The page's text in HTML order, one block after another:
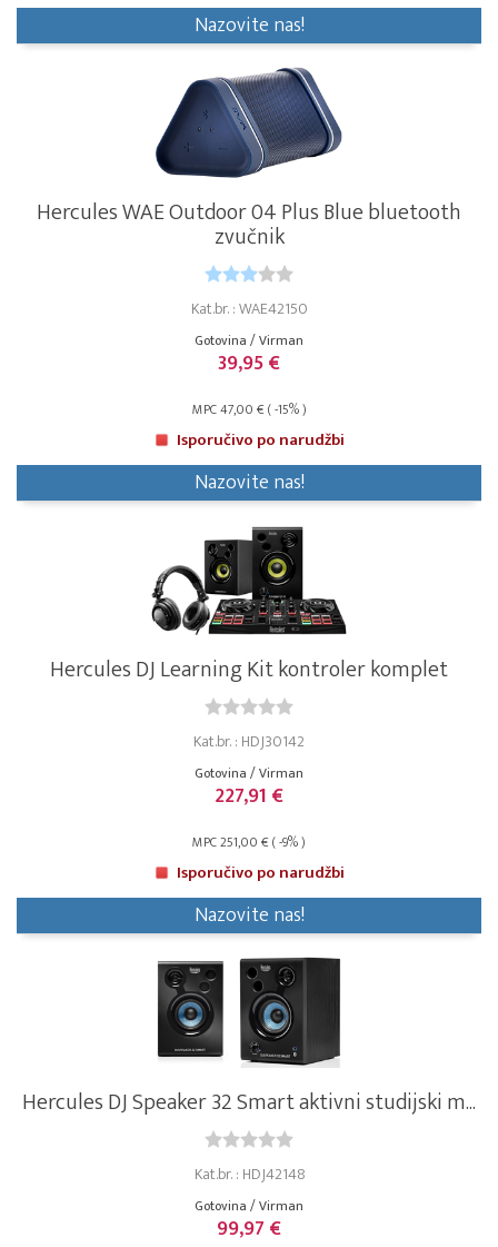
Nazovite nas!
Hercules WAE Outdoor 04 Plus Blue bluetooth
zvučnik
Kat.br. : WAE42150
Gotovina / Virman
39,95 €
MPC 47,00 € ( -15% )
Isporučivo po narudžbi
Nazovite nas!
Hercules DJ Learning Kit kontroler komplet
Kat.br. : HDJ30142
Gotovina / Virman
227,91 €
MPC 251,00 € ( -9% )
Isporučivo po narudžbi
Nazovite nas!
Hercules DJ Speaker 32 Smart aktivni studijski m...
Kat.br. : HDJ42148
Gotovina / Virman
99,97 €